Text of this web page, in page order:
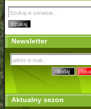
Newsletter
Aktualny sezon